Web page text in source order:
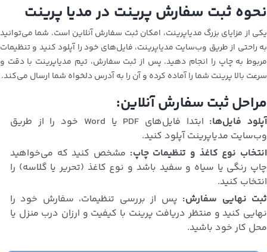
نحوه ثبت سفارش پرینت در مدیا پرینت
یکی از مزایای بزرگ مدیاپرینت، امکان ثبت سفارش آنلاین است. شما می‌توانید
به راحتی از طریق وب‌سایت مدیاپرینت، فایل‌های خود را آپلود کنید و تنظیمات
مربوط به چاپ را انجام دهید. پس از ثبت سفارش، تیم مدیاپرینت با دقت و
سرعت بالا پرینت شما را آماده کرده و آن را به آدرس دلخواه شما ارسال می‌کند.
مراحل ثبت سفارش آنلاین:
آپلود فایل‌ها:
ابتدا فایل‌های PDF یا Word خود را از طریق
وب‌سایت مدیاپرینت آپلود کنید.
انتخاب نوع کاغذ و تنظیمات چاپ: مشخص کنید که می‌خواهید
چاپ رنگی یا سیاه و سفید باشد و نوع کاغذ (تحریر یا گلاسه) را
انتخاب کنید.
ثبت نهایی سفارش: پس از بررسی تنظیمات، سفارش خود را
نهایی کنید و منتظر دریافت پرینت با کیفیت و ارزان درب منزل یا
محل کار خود باشید.